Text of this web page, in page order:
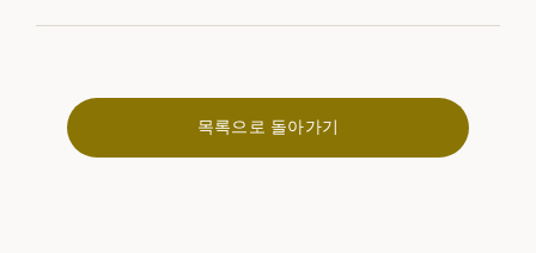
목록으로 돌아가기